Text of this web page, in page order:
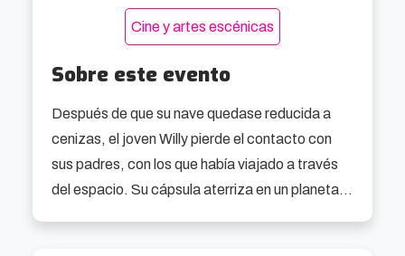
Cine y artes escénicas
Sobre este evento
Después de que su nave quedase reducida a
cenizas, el joven Willy pierde el contacto con
sus padres, con los que había viajado a través
del espacio. Su cápsula aterriza en un planeta